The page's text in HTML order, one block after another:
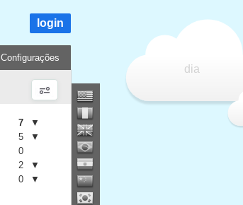
dia
login
Configurações
7
▼
5
▼
0
2
▼
0 ▼